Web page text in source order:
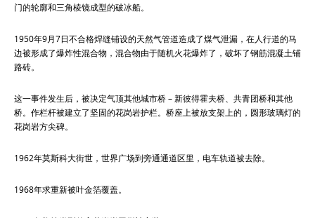
门的轮廓和三角棱镜成型的破冰船。
1950年9月7日不合格焊缝铺设的天然气管道造成了煤气泄漏，在人行道的马
边被形成了爆炸性混合物，混合物由于随机火花爆炸了，破坏了钢筋混凝土铺
路砖。
这一事件发生后，被决定气顶其他城市桥 – 新彼得霍夫桥、共青团桥和其他
桥。作栏杆被建立了坚固的花岗岩护栏。桥座上被放支架上的，圆形玻璃灯的
花岗岩方尖碑。
1962年莫斯科大街世，世界广场到旁通通道区里，电车轨道被去除。
1968年求重新被叶金箔覆盖。